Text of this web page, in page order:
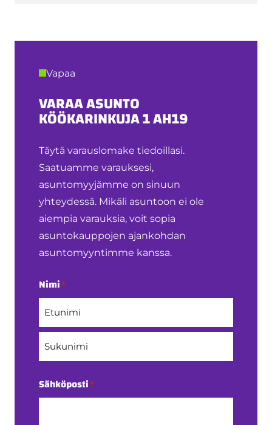
Vapaa
VARAA ASUNTO
KÖÖKARINKUJA 1 AH19
Täytä varauslomake tiedoillasi.
Saatuamme varauksesi,
asuntomyyjämme on sinuun
yhteydessä. Mikäli asuntoon ei ole
aiempia varauksia, voit sopia
asuntokauppojen ajankohdan
asuntomyyntimme kanssa.
Nimi*
Etunimi
Sähköposti*